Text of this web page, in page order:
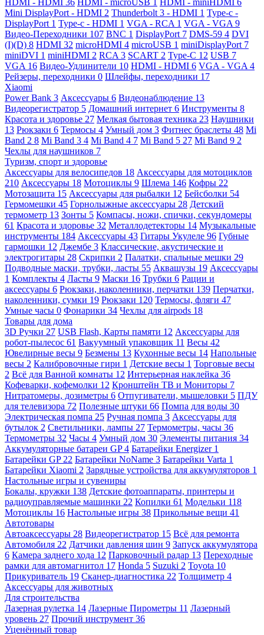
Mini DisplayPort - HDMI 2 Thunderbolt 3 - HDMI 1 Type-c -
DisplayPort 1 Type-c - HDMI 1 VGA - RCA 1 VGA - VGA 9
Видео-Переходники 107 BNC 1 DisplayPort 7 DMS-59 4 DVI
(I)(D) 8 HDMI 32 microHDMI 4 microUSB 1 miniDisplayPort 7
miniDVI 1 miniHDMI 2 RCA 3 SCART 2 Type-C 12 USB 7
VGA 16 Видео-Удлинители 10 HDMI - HDMI 6 VGA - VGA 4
Рейзеры, переходники 0 Шлейфы, переходники 17
Xiaomi
Power Bank 3 Аксессуары 6 Видеонаблюдение 13
Видеорегистратор 5 Домашний интернет 6 Инструменты 8
Красота и здоровье 27 Мелкая бытовая техника 23 Наушники
13 Рюкзаки 6 Термосы 4 Умный дом 3 Фитнес браслеты 48 Mi
Band 2 8 Mi Band 3 4 Mi Band 4 7 Mi Band 5 27 Mi Band 9 2
Чехлы для наушников 7
Туризм, спорт и здоровье
Аксессуары для велосипедов 18 Аксессуары для мотоциклов
210 Аксессуары 18 Мотоциклы 9 Шлема 146 Кофры 22
Мотозащита 15 Аксессуары для рыбалки 12 Бейсболки 54
Гермомешки 45 Горнолыжные аксессуары 28 Детский
термометр 13 Зонты 5 Компасы, ножи, спички, секундомеры
61 Красота и здоровье 32 Металлодетекторы 14 Музыкальные
инструменты 184 Аксессуары 43 Гитары Укулеле 96 Губные
гармошки 12 Джембе 3 Классические, акустические и
электрогитары 28 Скрипки 2 Палатки, спальные мешки 29
Подводные маски, трубки, ласты 55 Аквашузы 19 Аксессуары
1 Комплекты 4 Ласты 9 Маски 16 Трубки 6 Рации и
аксессуары 6 Рюкзаки, наколенники, перчатки 139 Перчатки,
наколенники, сумки 19 Рюкзаки 120 Термосы, фляги 47
Умные часы 0 Фонарики 34 Чехлы для airpods 18
Товары для дома
3D Ручки 27 USB Flash, Карты памяти 12 Аксессуары для
робот-пылесос 61 Вакуумный упаковщик 11 Весы 42
Ювелирные весы 9 Безмены 13 Кухонные весы 14 Напольные
весы 2 Калибровочные гири 1 Детские весы 1 Торговые весы
2 Всё для Ванной комнаты 12 Интерьерная наклейка 36
Кофеварки, кофемолки 12 Кронштейн ТВ и Мониторы 7
Нитратомеры, дозиметры 6 Отпугиватели, мышеловки 5 ПДУ
для телевизора 72 Полезные штуки 66 Помпа для воды 30
Электрическая помпа 25 Ручная помпа 3 Аксессуары для
бутылок 2 Светильники, лампы 27 Термометры, часы 36
Термометры 32 Часы 4 Умный дом 30 Элементы питания 34
Аккумуляторные батареи GP4 Батарейки Energizer 1
Батарейки GP 22 Батарейки NoName 3 Батарейки Varta 1
Батарейки Xiaomi 2 Зарядные устройства для аккумуляторов 1
Настольные игры и сувениры
Бокалы, кружки 138 Детские фотоаппараты, принтеры и
радиоуправляемые машинки 22 Копилки 61 Модельки 118
Мотоциклы 16 Настольные игры 38 Прикольные вещи 41
Автотовары
Автоаксессуары 28 Видеорегистратор 15 Всё для ремонта
Автомобиля 22 Датчики давления шин 9 Запуск аккумулятора
6 Камера заднего хода 12 Парковочный радар 13 Переходные
рамки для автомагнитол 17 Honda 5 Suzuki 2 Toyota 10
Прикуриватель 19 Сканер-диагностика 22 Толщиметр 4
Аксессуары для животных
Для строительства
Лазерная рулетка 14 Лазерные Пирометры 11 Лазерный
уровень 27 Прочий инструмент 36
Уценённый товар